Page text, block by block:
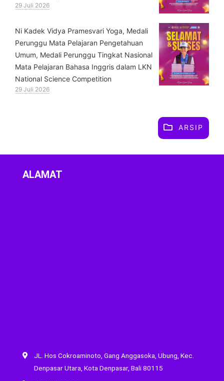
29 Juli 2026
⁠Ni Kadek Vidya Pramesvari Yoga, Medali
Perunggu Mata Pelajaran Pengetahuan
Umum, Medali Perunggu Tingkat Nasional
Mata Pelajaran Bahasa Inggris dalam LKN
National Science Competition
29 Juli 2026
ARSIP
ALAMAT
JL. Hos Cokroaminoto, Gang Anggasoka, Ubung, Kec.
Denpasar Utara, Kota Denpasar, Bali 80115